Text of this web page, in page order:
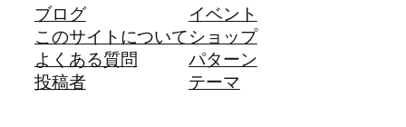
ブログ
このサイトについて
よくある質問
投稿者
イベント
ショップ
パターン
テーマ